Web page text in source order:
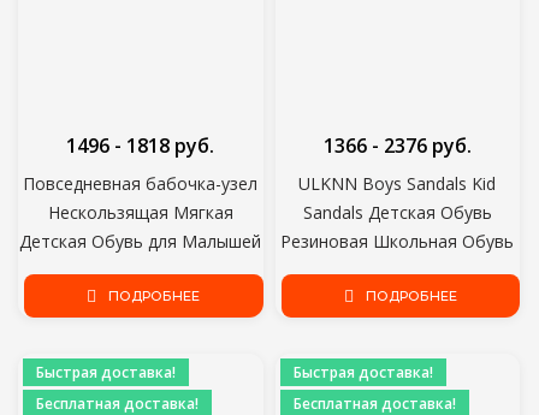
Повседневная бабочка-узел
Нескользящая Мягкая
Детская Обувь для Малышей
Летняя Корейская
Маленькая Детская Обувь
открытым носком Пляжные
сандалии
1496 - 1818 руб.
ПОДРОБНЕЕ
ULKNN Boys Sandals Kid
Sandals Детская Обувь
Резиновая Школьная Обувь
Дышащая С открытым
носком Повседневная
1366 - 2376 руб.
ПОДРОБНЕЕ
Быстрая доставка!
Бесплатная доставка!
Быстрая доставка!
Бесплатная доставка!